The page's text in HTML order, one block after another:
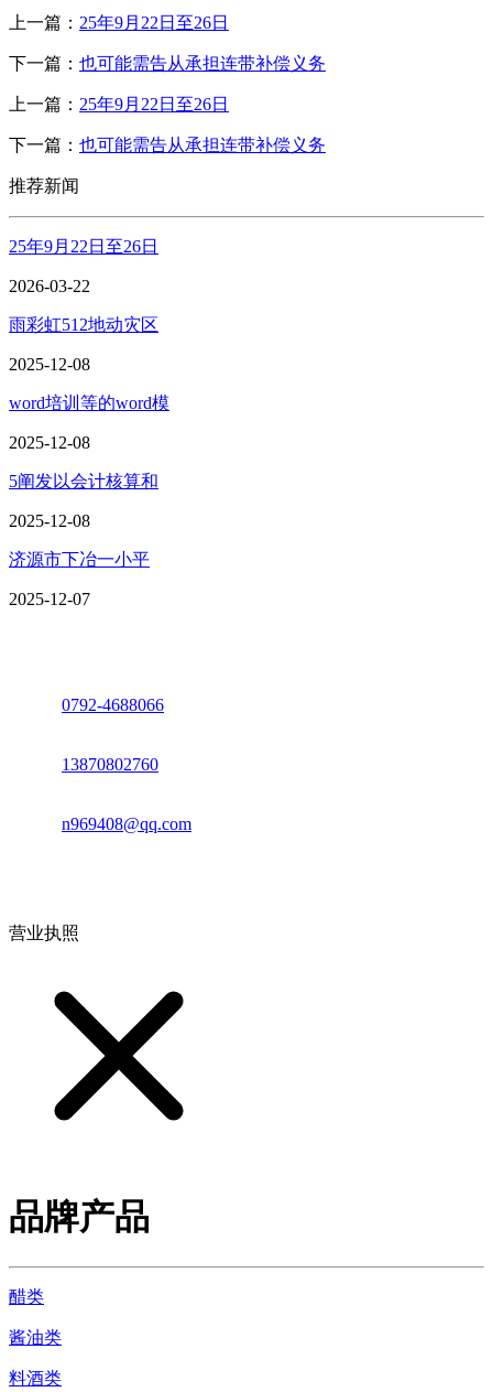
上一篇： 25年9月22日至26日
下一篇： 也可能需告从承担连带补偿义务
上一篇： 25年9月22日至26日
下一篇： 也可能需告从承担连带补偿义务
推荐新闻
25年9月22日至26日
2026-03-22
雨彩虹512地动灾区
2025-12-08
word培训等的word模
2025-12-08
5阐发以会计核算和
2025-12-08
济源市下冶一小平
2025-12-07
0792-4688066
13870802760
n969408@qq.com
营业执照
品牌产品
醋类
酱油类
料酒类